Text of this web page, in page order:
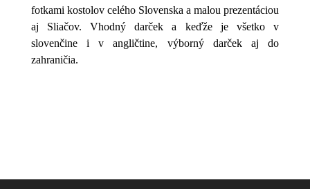
fotkami kostolov celého Slovenska a malou prezentáciou
aj Sliačov. Vhodný darček a keďže je všetko v
slovenčine i v angličtine, výborný darček aj do
zahraničia.